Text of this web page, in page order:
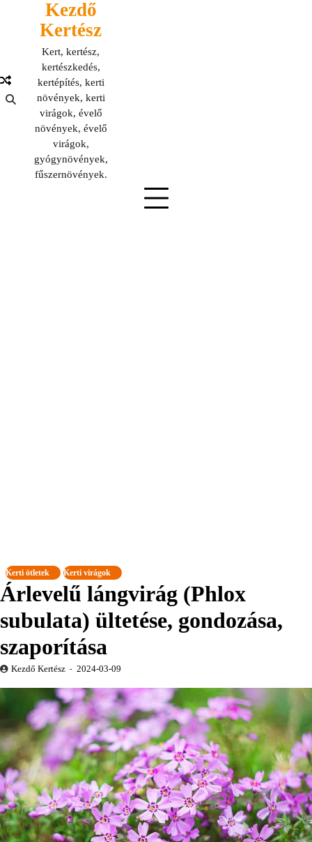
Kezdő
Kertész
Kert, kertész,
kertészkedés,
kertépítés, kerti
növények, kerti
virágok, évelő
növények, évelő
virágok,
gyógynövények,
fűszernövények.
Kerti ötletek Kerti virágok
Árlevelű lángvirág (Phlox
subulata) ültetése, gondozása,
szaporítása
Kezdő Kertész 2024-03-09